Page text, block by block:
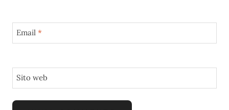
Email *
Sito web